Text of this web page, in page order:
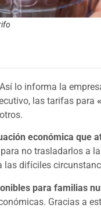
lo informa la
las tarifas para
económica que
no trasladarlos a
difíciles
para familias
Gracias a